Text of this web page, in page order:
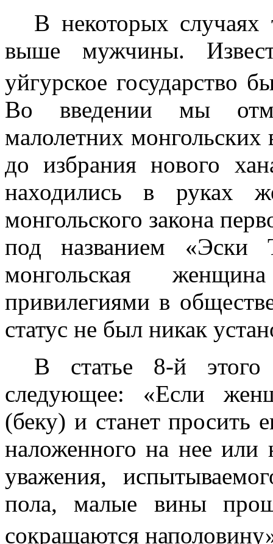
В некоторых
выше мужчины.
уйгурское государство
Во введении мы
малолетних
до избрания нового
находились в руках
монгольского закона
под названием «Эски
монгольская
привилегиями в
статус не был никак
В статье 8-й этого
следующее: «Если
(беку) и станет просить
наложенного на нее или
уважения,
пола, малые вины
сокращаются